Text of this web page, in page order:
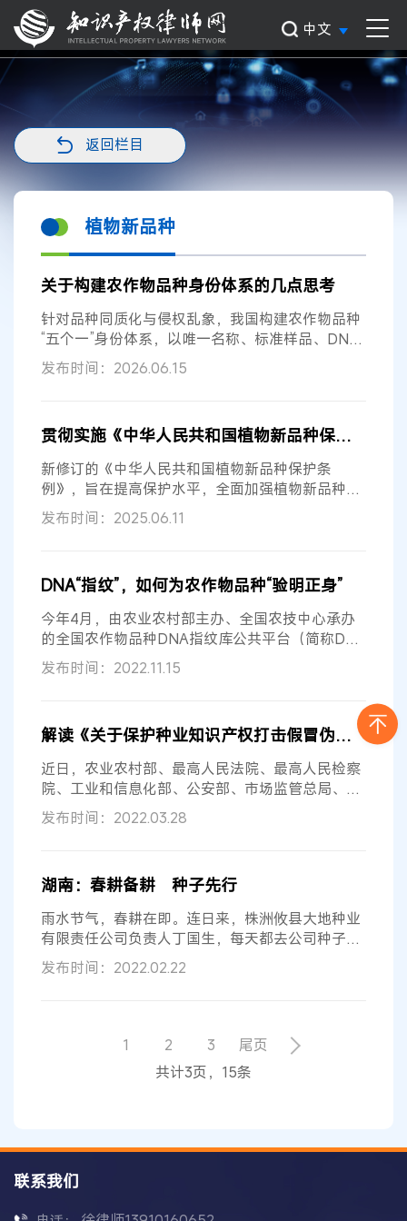
中文
返回栏目
植物新品种
关于构建农作物品种身份体系的几点思考
针对品种同质化与侵权乱象，我国构建农作物品种
“五个一”身份体系，以唯一名称、标准样品、DNA
指纹、官方二维码为核心，依托数字...
发布时间：2026.06.15
贯彻实施《中华人民共和国植物新品种保护条例》，为强化知识产权保护提供坚实有力保障
新修订的《中华人民共和国植物新品种保护条
例》，旨在提高保护水平，全面加强植物新品种保
护；严格授权条件，提升品种权授权质量...
发布时间：2025.06.11
DNA“指纹”，如何为农作物品种“验明正身”
今年4月，由农业农村部主办、全国农技中心承办
的全国农作物品种DNA指纹库公共平台（简称DNA
指纹库平台）正式上线运行，实现了“农...
发布时间：2022.11.15
解读《关于保护种业知识产权打击假冒伪劣套牌侵权营造种业振兴良好环境的指导意见》
近日，农业农村部、最高人民法院、最高人民检察
院、工业和信息化部、公安部、市场监管总局、国
家知识产权局联合印发了《关于保护...
发布时间：2022.03.28
湖南：春耕备耕 种子先行
雨水节气，春耕在即。连日来，株洲攸县大地种业
有限责任公司负责人丁国生，每天都去公司种子存
储仓检查好几次，看看仓内的温度、...
发布时间：2022.02.22
1 2 3
尾页
共计3页，15条
联系我们